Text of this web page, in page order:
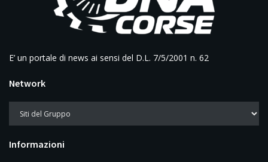
E’ un portale di news ai sensi del D.L. 7/5/2001 n. 62
Network
Informazioni